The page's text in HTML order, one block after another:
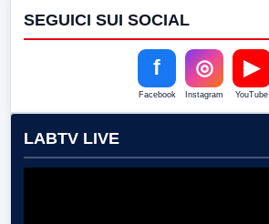
SEGUICI SUI SOCIAL
f
Facebook
◎
Instagram
▶
YouTube
LABTV LIVE